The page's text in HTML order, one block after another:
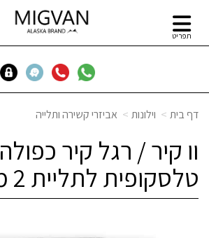
תפריט
דף בית וילונות אביזרי קשירה ותלייה
וו קיר / רגל קיר כפולה
טלסקופית לתליית 2 מוטות יחד